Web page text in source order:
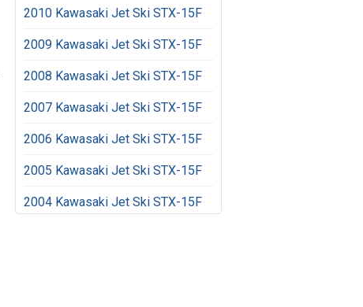
2010 Kawasaki Jet Ski STX-15F
2009 Kawasaki Jet Ski STX-15F
2008 Kawasaki Jet Ski STX-15F
2007 Kawasaki Jet Ski STX-15F
2006 Kawasaki Jet Ski STX-15F
2005 Kawasaki Jet Ski STX-15F
2004 Kawasaki Jet Ski STX-15F